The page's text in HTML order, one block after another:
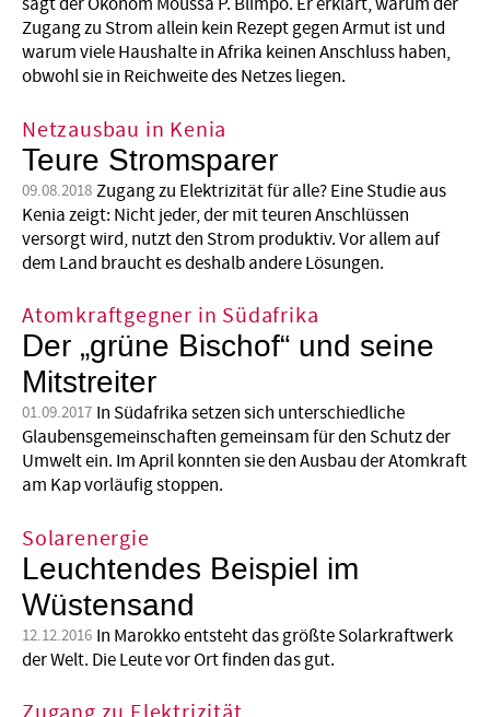
Zugang zu Strom allein kein Rezept gegen Armut ist und
warum viele Haushalte in Afrika keinen Anschluss haben,
obwohl sie in Reichweite des Netzes liegen.
Netzausbau in Kenia
Teure Stromsparer
09.08.2018 Zugang zu Elektrizität für alle? Eine Studie aus
Kenia zeigt: Nicht jeder, der mit teuren Anschlüssen
versorgt wird, nutzt den Strom produktiv. Vor allem auf
dem Land braucht es deshalb andere Lösungen.
Atomkraftgegner in Südafrika
Der „grüne Bischof“ und seine
Mitstreiter
01.09.2017 In Südafrika setzen sich unterschiedliche
Glaubensgemeinschaften gemeinsam für den Schutz der
Umwelt ein. Im April konnten sie den Ausbau der Atomkraft
am Kap vorläufig stoppen.
Solarenergie
Leuchtendes Beispiel im
Wüstensand
12.12.2016 In Marokko entsteht das größte Solarkraftwerk
der Welt. Die Leute vor Ort finden das gut.